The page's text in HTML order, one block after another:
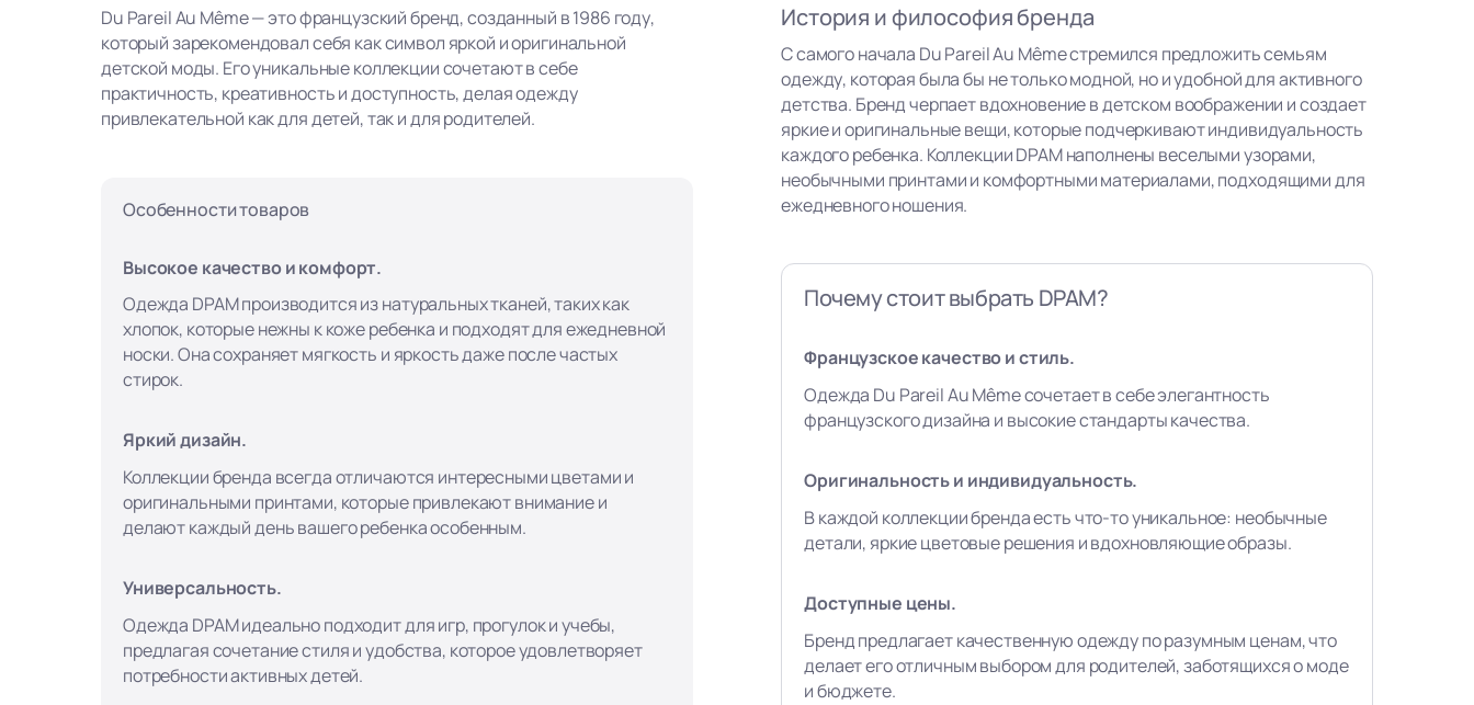
Du Pareil Au Même — это французский бренд, созданный в 1986 году,
который зарекомендовал себя как символ яркой и оригинальной
детской моды. Его уникальные коллекции сочетают в себе
практичность, креативность и доступность, делая одежду
привлекательной как для детей, так и для родителей.
Особенности товаров
Высокое качество и комфорт.
Одежда DPAM производится из натуральных тканей, таких как
хлопок, которые нежны к коже ребенка и подходят для ежедневной
носки. Она сохраняет мягкость и яркость даже после частых
стирок.
Яркий дизайн.
Коллекции бренда всегда отличаются интересными цветами и
оригинальными принтами, которые привлекают внимание и
делают каждый день вашего ребенка особенным.
Универсальность.
Одежда DPAM идеально подходит для игр, прогулок и учебы,
предлагая сочетание стиля и удобства, которое удовлетворяет
потребности активных детей.
История и философия бренда
С самого начала Du Pareil Au Même стремился предложить семьям
одежду, которая была бы не только модной, но и удобной для активного
детства. Бренд черпает вдохновение в детском воображении и создает
яркие и оригинальные вещи, которые подчеркивают индивидуальность
каждого ребенка. Коллекции DPAM наполнены веселыми узорами,
необычными принтами и комфортными материалами, подходящими для
ежедневного ношения.
Почему стоит выбрать DPAM?
Французское качество и стиль.
Одежда Du Pareil Au Même сочетает в себе элегантность
французского дизайна и высокие стандарты качества.
Оригинальность и индивидуальность.
В каждой коллекции бренда есть что-то уникальное: необычные
детали, яркие цветовые решения и вдохновляющие образы.
Доступные цены.
Бренд предлагает качественную одежду по разумным ценам, что
делает его отличным выбором для родителей, заботящихся о моде
и бюджете.